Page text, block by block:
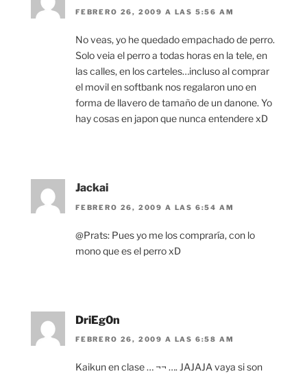
FEBRERO 26, 2009 A LAS 5:56 AM
No veas, yo he quedado empachado de perro.
Solo veia el perro a todas horas en la tele, en
las calles, en los carteles…incluso al comprar
el movil en softbank nos regalaron uno en
forma de llavero de tamaño de un danone. Yo
hay cosas en japon que nunca entendere xD
Jackai
FEBRERO 26, 2009 A LAS 6:54 AM
@Prats: Pues yo me los compraría, con lo
mono que es el perro xD
DriEg0n
FEBRERO 26, 2009 A LAS 6:58 AM
Kaikun en clase … ¬¬ …. JAJAJA vaya si son